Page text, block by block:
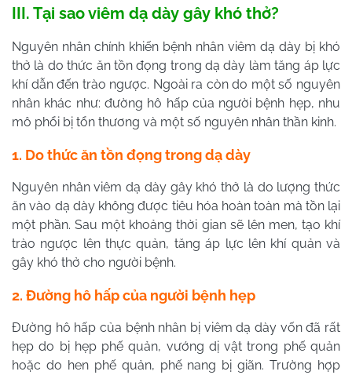
III. Tại sao viêm dạ dày gây khó thở?
Nguyên nhân chính khiến bệnh nhân viêm dạ dày bị khó
thở là do thức ăn tồn đọng trong dạ dày làm tăng áp lực
khí dẫn đến trào ngược. Ngoài ra còn do một số nguyên
nhân khác như: đường hô hấp của người bệnh hẹp, nhu
mô phổi bị tổn thương và một số nguyên nhân thần kinh.
1. Do thức ăn tồn đọng trong dạ dày
Nguyên nhân viêm dạ dày gây khó thở là do lượng thức
ăn vào dạ dày không được tiêu hóa hoàn toàn mà tồn lại
một phần. Sau một khoảng thời gian sẽ lên men, tạo khí
trào ngược lên thực quản, tăng áp lực lên khí quản và
gây khó thở cho người bệnh.
2. Đường hô hấp của người bệnh hẹp
Đường hô hấp của bệnh nhân bị viêm dạ dày vốn đã rất
hẹp do bị hẹp phế quản, vướng dị vật trong phế quản
hoặc do hen phế quản, phế nang bị giãn. Trường hợp